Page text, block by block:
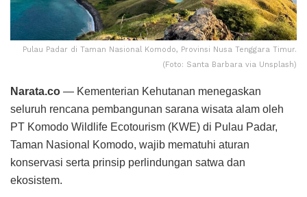
Pulau Padar di Taman Nasional Komodo, Provinsi Nusa Tenggara Timur.
(Foto: Santa Barbara via Unsplash)
Narata.co — Kementerian Kehutanan menegaskan
seluruh rencana pembangunan sarana wisata alam oleh
PT Komodo Wildlife Ecotourism (KWE) di Pulau Padar,
Taman Nasional Komodo, wajib mematuhi aturan
konservasi serta prinsip perlindungan satwa dan
ekosistem.